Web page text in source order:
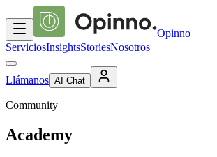
Opinno
ServiciosInsightsStoriesNosotros
Llámanos AI Chat
Community
Academy